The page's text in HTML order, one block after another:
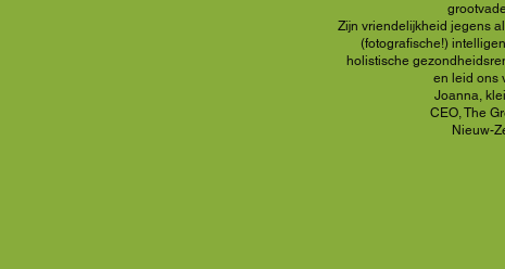
Zijn vriendelijkheid jegens
(fotografische!)
holistische
en leid ons
Joanna,
CEO, The
Nieuw-